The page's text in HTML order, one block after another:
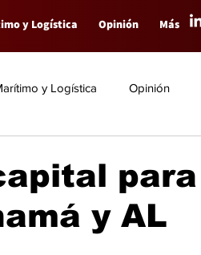
y Logística Opinión Más
y Logística Opinión
para
y AL